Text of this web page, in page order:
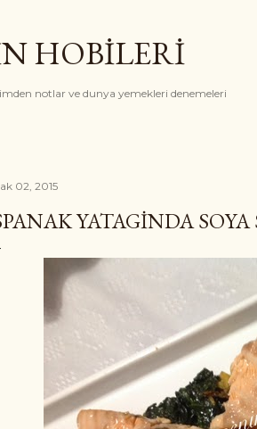
HOBİLERİ
notlar ve dunya yemekleri denemeleri
02, 2015
YATAGINDA